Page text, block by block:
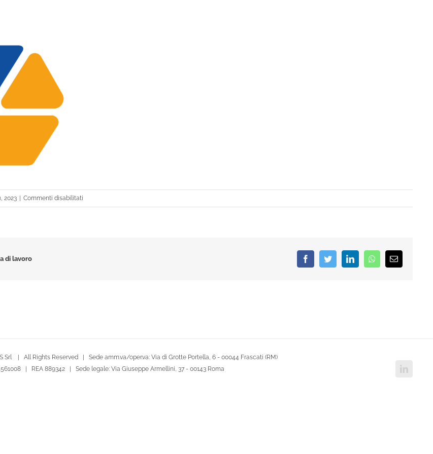
2023 Commenti disabilitati
Logo
di lavoro FacebookTwitterLinkedInWhatsappEmail
Srl | All Rights Reserved | Sede amm.va/oper.va: Via di Grotte Portella, 6 - 00044 Frascati (RM)
| REA 889342 | Sede legale: Via Giuseppe Armellini, 37 - 00143 Roma